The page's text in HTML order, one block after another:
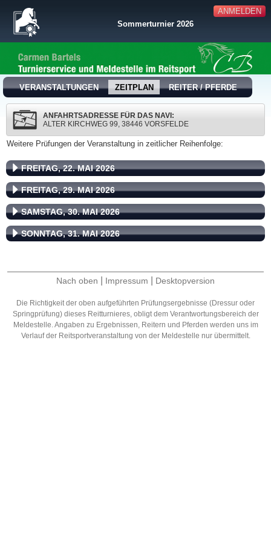
ANMELDEN
Sommerturnier 2026
VERANSTALTUNGEN ZEITPLAN REITER / PFERDE
ANFAHRTSADRESSE FÜR DAS NAVI:
ALTER KIRCHWEG 99, 38446 VORSFELDE
Weitere Prüfungen der Veranstaltung in zeitlicher Reihenfolge:
FREITAG, 22. MAI 2026
FREITAG, 29. MAI 2026
SAMSTAG, 30. MAI 2026
SONNTAG, 31. MAI 2026
Nach oben Impressum Desktopversion
Die Richtigkeit der oben aufgeführten Prüfungsergebnisse (Dressur oder
Springprüfung) dieses Reitturnieres, obligt dem Verantwortungsbereich der
Meldestelle. Angaben zu Ergebnissen, Reitern und Pferden werden uns im
Verlauf der Reitsportveranstaltung von der Meldestelle nur übermittelt.